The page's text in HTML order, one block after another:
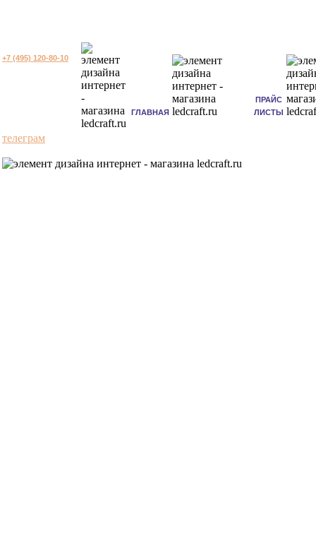
+7 (495) 120-80-10
ГЛАВНАЯ
ПРАЙС
ЛИСТЫ
телеграм